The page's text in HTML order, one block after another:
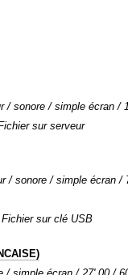
/ sonore / simple écran /
sur serveur
/ sonore / simple écran /
sur clé USB